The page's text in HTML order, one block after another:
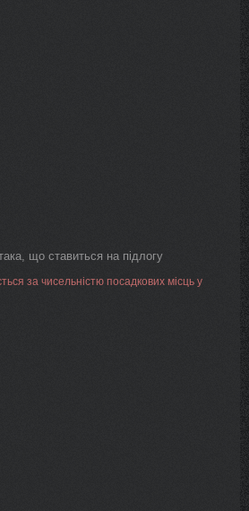
що ставиться на підлогу
за чисельністю посадкових місць у